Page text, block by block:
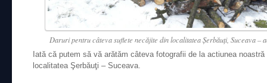
Daruri pentru câteva suflete necăjite din localitatea Şerbăuţi, Suceava –
Iată că putem să vă arătăm câteva fotografii de la actiunea
localitatea Şerbăuţi – Suceava.